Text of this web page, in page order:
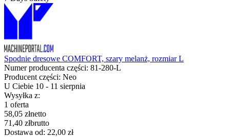
Spodnie dresowe COMFORT, szary melanż, rozmiar L
Numer producenta części: 81-280-L
Producent części: Neo
U Ciebie 10 - 11 sierpnia
Wysyłka z:
1 oferta
58,05 złnetto
71,40 złbrutto
Dostawa od: 22,00 zł